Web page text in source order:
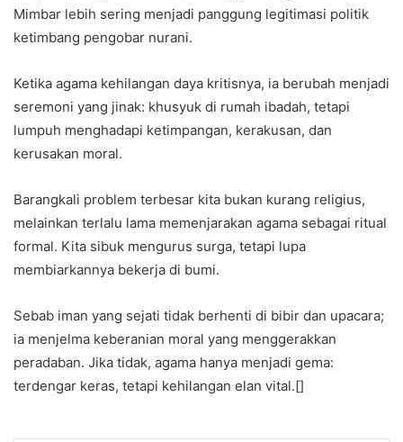
Mimbar lebih sering menjadi panggung legitimasi politik
ketimbang pengobar nurani.
Ketika agama kehilangan daya kritisnya, ia berubah menjadi
seremoni yang jinak: khusyuk di rumah ibadah, tetapi
lumpuh menghadapi ketimpangan, kerakusan, dan
kerusakan moral.
Barangkali problem terbesar kita bukan kurang religius,
melainkan terlalu lama memenjarakan agama sebagai ritual
formal. Kita sibuk mengurus surga, tetapi lupa
membiarkannya bekerja di bumi.
Sebab iman yang sejati tidak berhenti di bibir dan upacara;
ia menjelma keberanian moral yang menggerakkan
peradaban. Jika tidak, agama hanya menjadi gema:
terdengar keras, tetapi kehilangan elan vital.[]